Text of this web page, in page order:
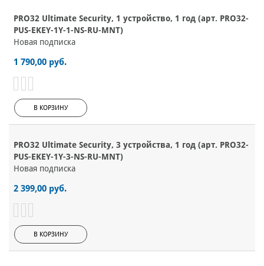
PRO32 Ultimate Security, 1 устройство, 1 год (арт. PRO32-
PUS-EKEY-1Y-1-NS-RU-MNT)
Новая подписка
1 790,00 руб.
В КОРЗИНУ
PRO32 Ultimate Security, 3 устройства, 1 год (арт. PRO32-
PUS-EKEY-1Y-3-NS-RU-MNT)
Новая подписка
2 399,00 руб.
В КОРЗИНУ